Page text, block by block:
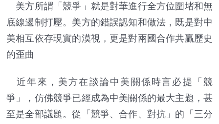
美方所謂「競爭」就是對華進行全方位圍堵和無
底線遏制打壓。美方的錯誤認知和做法，既是對中
美相互依存現實的漠視，更是對兩國合作共贏歷史
的歪曲
近年來，美方在談論中美關係時言必提「競
爭」，仿佛競爭已經成為中美關係的最大主題，甚
至是全部議題。從「競爭、合作、對抗」的「三分